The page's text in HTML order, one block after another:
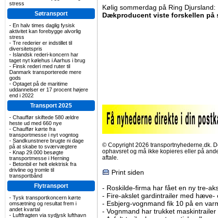
stress
Søtransport
- En halv times daglig fysisk
aktivitet kan forebygge alvorlig
stress
- Tre rederier er indstillet til
diversitetspris
- Islandsk rederi-koncern har
taget nyt kølehus i Aarhus i brug
- Finsk rederi med ruter til
Danmark transporterede mere
gods
- Optaget på de maritime
uddannelser er 17 procent højere
end i 2022
Transport 2025
- Chauffør skiftede 580 ældre
heste ud med 660 nye
- Chauffør kørte fra
transportmesse i nyt vogntog
- Sandkunstnere brugte ni dage
på at skabe to sværvægtere
- Knap 29.000 besøgte
transportmesse i Herning
- Betonbil er helt elektrisk fra
drivline og tromle til
transportbånd
Flytransport
- Tysk transportkoncern kørte
omsætning og resultat frem i
andet kvartal
- Luftfragten via sydjysk lufthavn
Kølig sommerdag på Ring Djursland:
Dækproducent viste forskellen på
© Copyright 2026 transportnyhederne.dk.
ophavsret og må ikke kopieres eller på
aftale.
Print siden
- Roskilde-firma har fået en ny tre-
- Fire-akslet gardintrailer med hæve-
- Esbjerg-vognmand fik 10 på en
- Vognmand har trukket